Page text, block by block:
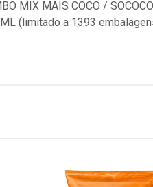
MIX MAIS COCO /
(limitado a 1393